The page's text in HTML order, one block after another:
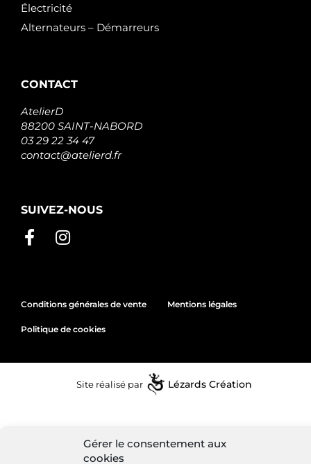
Gérer le consentement aux
cookies
Électricité
Alternateurs – Démarreurs
CONTACT
AtelierD
88200 SAINT-NABORD
03 29 22 34 47
contact@atelierd.fr
SUIVEZ-NOUS
Conditions générales de vente Mentions légales
Politique de cookies
Site réalisé par Lézards Création